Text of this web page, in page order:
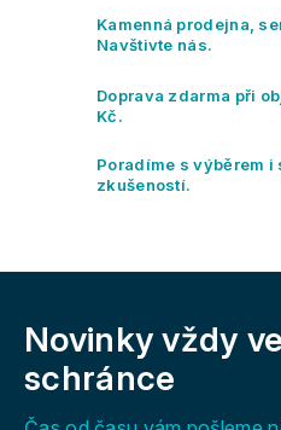
p
k
y
ý
Kamenná prodejna,
Navštivte nás.
Doprava zdarma při
Kč.
Poradíme s výběrem i
zkušeností.
Novinky vždy
schránce